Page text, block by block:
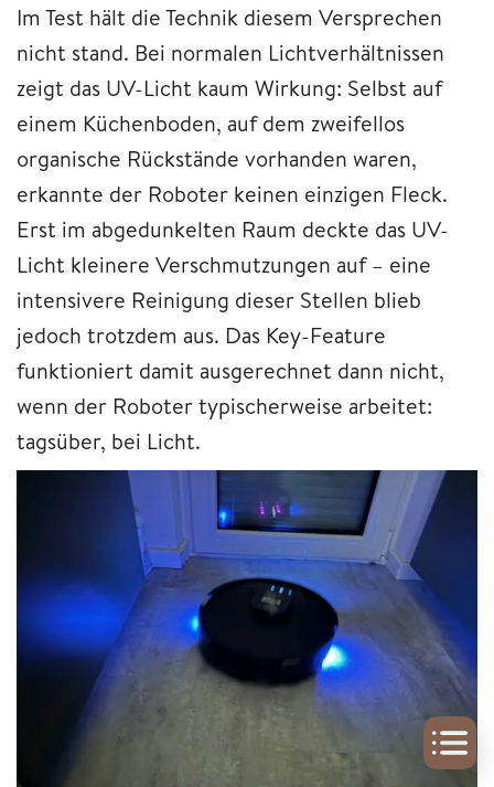
Im Test hält die Technik diesem Versprechen
nicht stand. Bei normalen Lichtverhältnissen
zeigt das UV-Licht kaum Wirkung: Selbst auf
einem Küchenboden, auf dem zweifellos
organische Rückstände vorhanden waren,
erkannte der Roboter keinen einzigen Fleck.
Erst im abgedunkelten Raum deckte das UV-
Licht kleinere Verschmutzungen auf – eine
intensivere Reinigung dieser Stellen blieb
jedoch trotzdem aus. Das Key-Feature
funktioniert damit ausgerechnet dann nicht,
wenn der Roboter typischerweise arbeitet:
tagsüber, bei Licht.